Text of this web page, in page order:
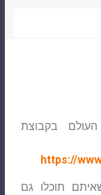
בקבוצת
https://
תוכלו גם